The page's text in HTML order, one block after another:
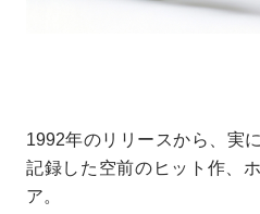
1992年のリリースから、実
記録した空前のヒット作、
ア。